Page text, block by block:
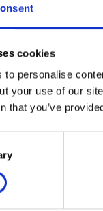
cookies
to personalise
your use of our
that you’ve
ma si sa
mossa
villaggio ai piedi
i rifiuti
Adesso